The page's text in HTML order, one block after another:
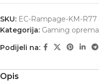
SKU: EC-Rampage-KM-R77
Kategorija: Gaming oprema
Podijeli na:
Opis